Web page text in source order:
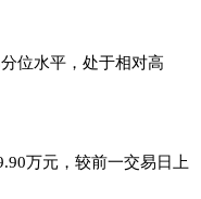
位水平，处于相对高
万元，较前一交易日上